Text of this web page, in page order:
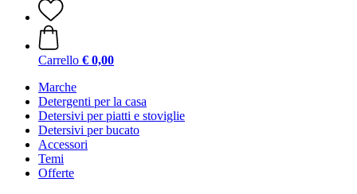
Carrello € 0,00
Marche
Detergenti per la casa
Detersivi per piatti e stoviglie
Detersivi per bucato
Accessori
Temi
Offerte